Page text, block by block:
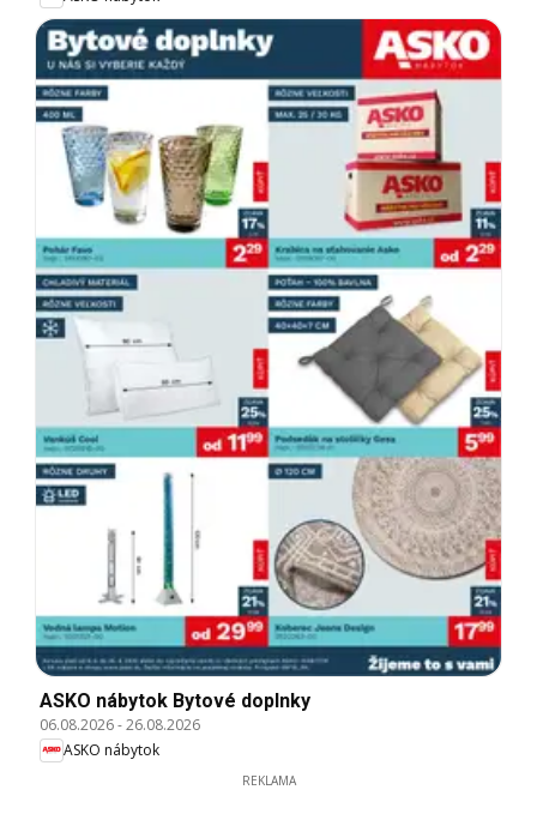
ASKO nábytok Bytové doplnky
06.08.2026-26.08.2026
ASKO nábytok
REKLAMA